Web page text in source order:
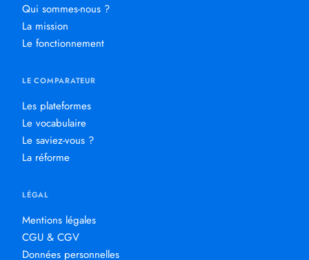
Qui sommes-nous ?
La mission
Le fonctionnement
LE COMPARATEUR
Les plateformes
Le vocabulaire
Le saviez-vous ?
La réforme
LÉGAL
Mentions légales
CGU & CGV
Données personnelles